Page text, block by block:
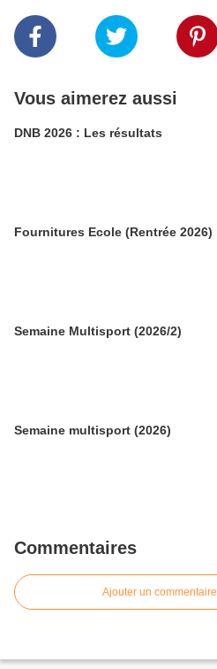
Vous aimerez aussi
DNB 2026 : Les résultats
Fournitures Ecole (Rentrée 2026)
Semaine Multisport (2026/2)
Semaine multisport (2026)
Commentaires
Ajouter un commentaire